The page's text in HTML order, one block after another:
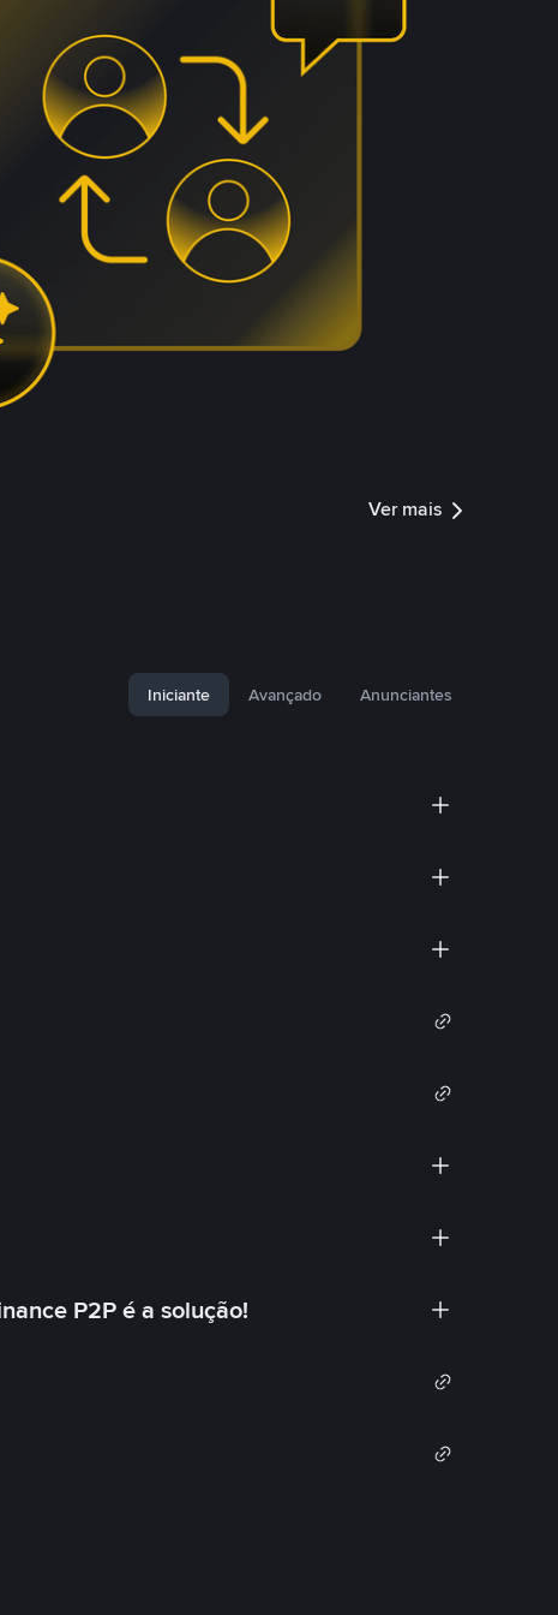
Ver mais
Iniciante Avançado Anunciantes
P2P é a solução!